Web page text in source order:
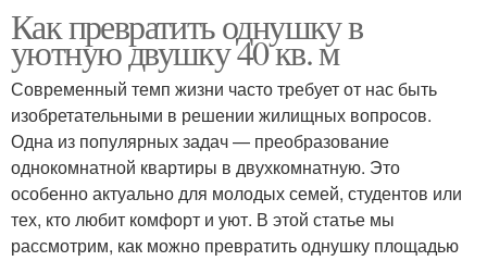
Как превратить однушку в
уютную двушку 40 кв. м
Современный темп жизни часто требует от нас быть
изобретательными в решении жилищных вопросов.
Одна из популярных задач — преобразование
однокомнатной квартиры в двухкомнатную. Это
особенно актуально для молодых семей, студентов или
тех, кто любит комфорт и уют. В этой статье мы
рассмотрим, как можно превратить однушку площадью